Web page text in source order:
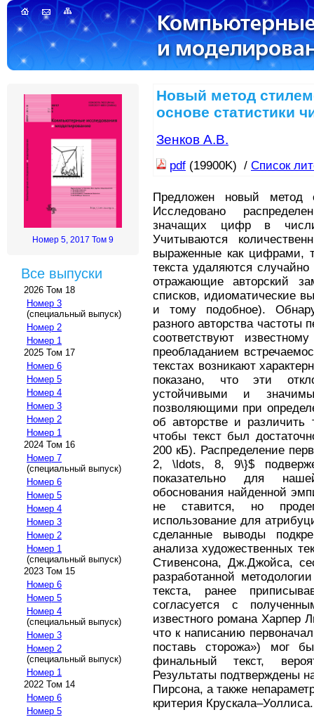
Номер 5, 2017 Том 9
Все выпуски
2026 Том 18
Номер 3
(специальный выпуск)
Номер 2
Номер 1
2025 Том 17
Номер 6
Номер 5
Номер 4
Номер 3
Номер 2
Номер 1
2024 Том 16
Номер 7
(специальный выпуск)
Номер 6
Номер 5
Номер 4
Номер 3
Номер 2
Номер 1
(специальный выпуск)
2023 Том 15
Номер 6
Номер 5
Номер 4
(специальный выпуск)
Номер 3
Номер 2
(специальный выпуск)
Номер 1
2022 Том 14
Номер 6
Номер 5
Новый метод
основе статистики
Зенков А.В.
pdf (19900K) / Список
Предложен новый метод
Исследовано
значащих цифр в
Учитываются
выраженные как цифрами,
текста удаляются
отражающие авторский
списков, идиоматические
и тому подобное).
разного авторства
соответствуют
преобладанием
текстах возникают
показано, что эти
устойчивыми и
позволяющими при
об авторстве и различить
чтобы текст был
200 кБ). Распределение
2, \ldots, 8, 9\}$
показательно для
обоснования найденной
не ставится, но
использование для
сделанные выводы
анализа художественных
Стивенсона, Дж.Джойса,
разработанной
текста, ранее
согласуется с
известного романа Харпер
что к написанию
поставь сторожа») мог
финальный текст,
Результаты подтверждены
Пирсона, а также
критерия Крускала–Уоллиса.